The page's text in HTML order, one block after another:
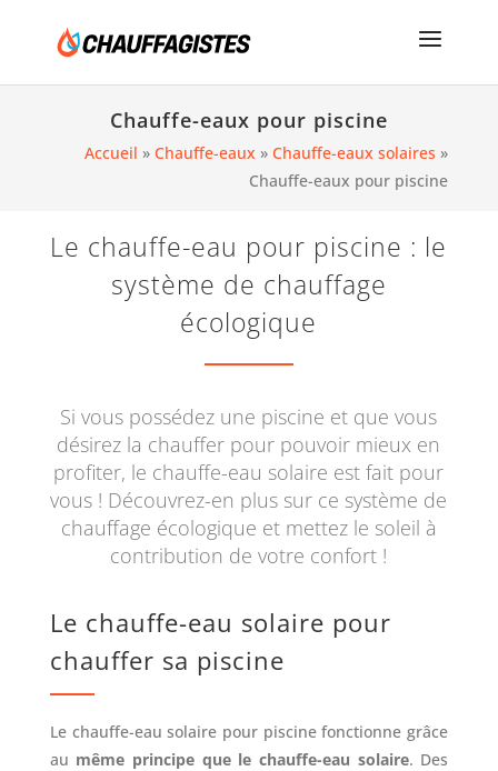
Chauffe-eaux pour piscine
Accueil »Chauffe-eaux »Chauffe-eaux solaires »
Chauffe-eaux pour piscine
Le chauffe-eau pour piscine : le
système de chauffage
écologique
Si vous possédez une piscine et que vous
désirez la chauffer pour pouvoir mieux en
profiter, le chauffe-eau solaire est fait pour
vous ! Découvrez-en plus sur ce système de
chauffage écologique et mettez le soleil à
contribution de votre confort !
Le chauffe-eau solaire pour
chauffer sa piscine
Le chauffe-eau solaire pour piscine fonctionne grâce
au même principe que le chauffe-eau solaire. Des